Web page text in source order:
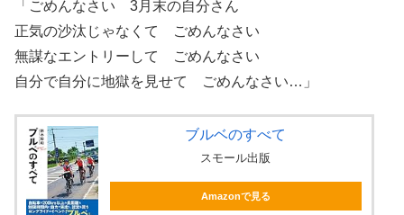
「ごめんなさい 3月末の自分さん
正気の沙汰じゃなくて ごめんなさい
無謀なエントリーして ごめんなさい
自分で自分に地獄を見せて ごめんなさい…」
ブルベのすべて
スモール出版
Amazonで見る